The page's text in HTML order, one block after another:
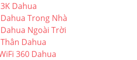
Dahua
Trong Nhà
Ngoài Trời
Dahua
360 Dahua